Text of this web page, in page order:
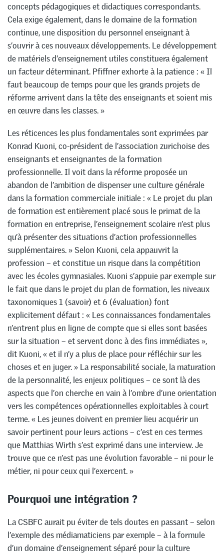
concepts pédagogiques et didactiques correspondants.
Cela exige également, dans le domaine de la formation
continue, une disposition du personnel enseignant à
s’ouvrir à ces nouveaux développements. Le développement
de matériels d’enseignement utiles constituera également
un facteur déterminant. Pfiffner exhorte à la patience : « Il
faut beaucoup de temps pour que les grands projets de
réforme arrivent dans la tête des enseignants et soient mis
en œuvre dans les classes. »
Les réticences les plus fondamentales sont exprimées par
Konrad Kuoni, co-président de l’association zurichoise des
enseignants et enseignantes de la formation
professionnelle. Il voit dans la réforme proposée un
abandon de l’ambition de dispenser une culture générale
dans la formation commerciale initiale : « Le projet du plan
de formation est entièrement placé sous le primat de la
formation en entreprise, l’enseignement scolaire n’est plus
qu’à présenter des situations d’action professionnelles
supplémentaires. » Selon Kuoni, cela appauvrit la
profession – et constitue un risque dans la compétition
avec les écoles gymnasiales. Kuoni s’appuie par exemple sur
le fait que dans le projet du plan de formation, les niveaux
taxonomiques 1 (savoir) et 6 (évaluation) font
explicitement défaut : « Les connaissances fondamentales
n’entrent plus en ligne de compte que si elles sont basées
sur la situation – et servent donc à des fins immédiates »,
dit Kuoni, « et il n’y a plus de place pour réfléchir sur les
choses et en juger. » La responsabilité sociale, la maturation
de la personnalité, les enjeux politiques – ce sont là des
aspects que l’on cherche en vain à l’ombre d’une orientation
vers les compétences opérationnelles exploitables à court
terme. « Les jeunes doivent en premier lieu acquérir un
savoir pertinent pour leurs actions – c’est en ces termes
que Matthias Wirth s’est exprimé dans une interview. Je
trouve que ce n’est pas une évolution favorable – ni pour le
métier, ni pour ceux qui l’exercent. »
Pourquoi une intégration ?
La CSBFC aurait pu éviter de tels doutes en passant – selon
l’exemple des médiamaticiens par exemple – à la formule
d’un domaine d’enseignement séparé pour la culture